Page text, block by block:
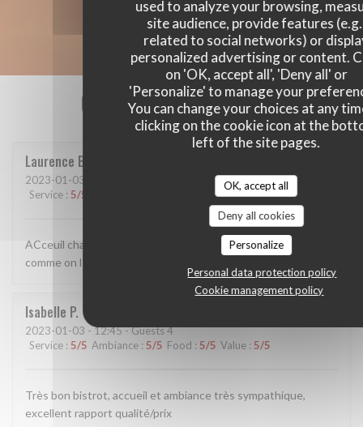
used to analyze your browsing,
site audience, provide features
related to social networks) or
personalized advertising or content.
on 'OK, accept all', 'Deny all' or
'Personalize' to manage your
You can change your choices at any
clicking on the cookie icon at the
left of the site pages.
OK, accept all
Deny all cookies
Personalize
Personal data protection policy
Cookie management policy
Our customer ratings
Laurence B
2023-01-03
Service : 5/5 /5 Value:5/5
ACceuil chaleureux Bon choix de vins sélectionnés Cuisine
comme on l aime Prix raisonnables
Isabelle P
2023-01-03 - 12:45 - Guests 4
Service : 5/5 Ambiance : 5/5 Food : 5/5 Value : 5/5
Très bon bistrot, accueil et ambiance très sympathique,
excellent rapport qualité/prix